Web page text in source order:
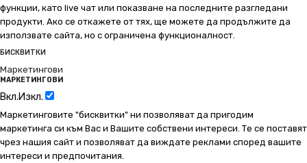
функции, като live чат или показване на последните разгледани
продукти. Ако се откажете от тях, ще можете да продължите да
използвате сайта, но с ограничена функционалност.
БИСКВИТКИ
Маркетингови
МАРКЕТИНГОВИ
Вкл.Изкл.
Маркетинговите "бисквитки" ни позволяват да пригодим
маркетинга си към Вас и Вашите собствени интереси. Те се поставят
чрез нашия сайт и позволяват да виждате реклами според вашите
интереси и предпочитания.